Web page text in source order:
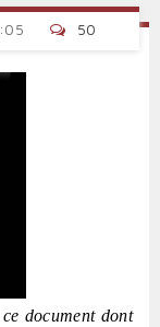
50
document dont